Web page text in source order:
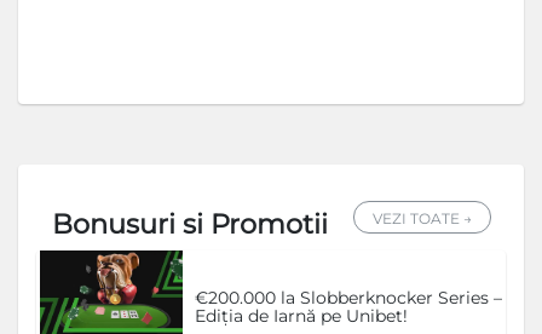
Bonusuri si Promotii VEZI TOATE →
€200.000 la Slobberknocker Series –
Ediția de Iarnă pe Unibet!